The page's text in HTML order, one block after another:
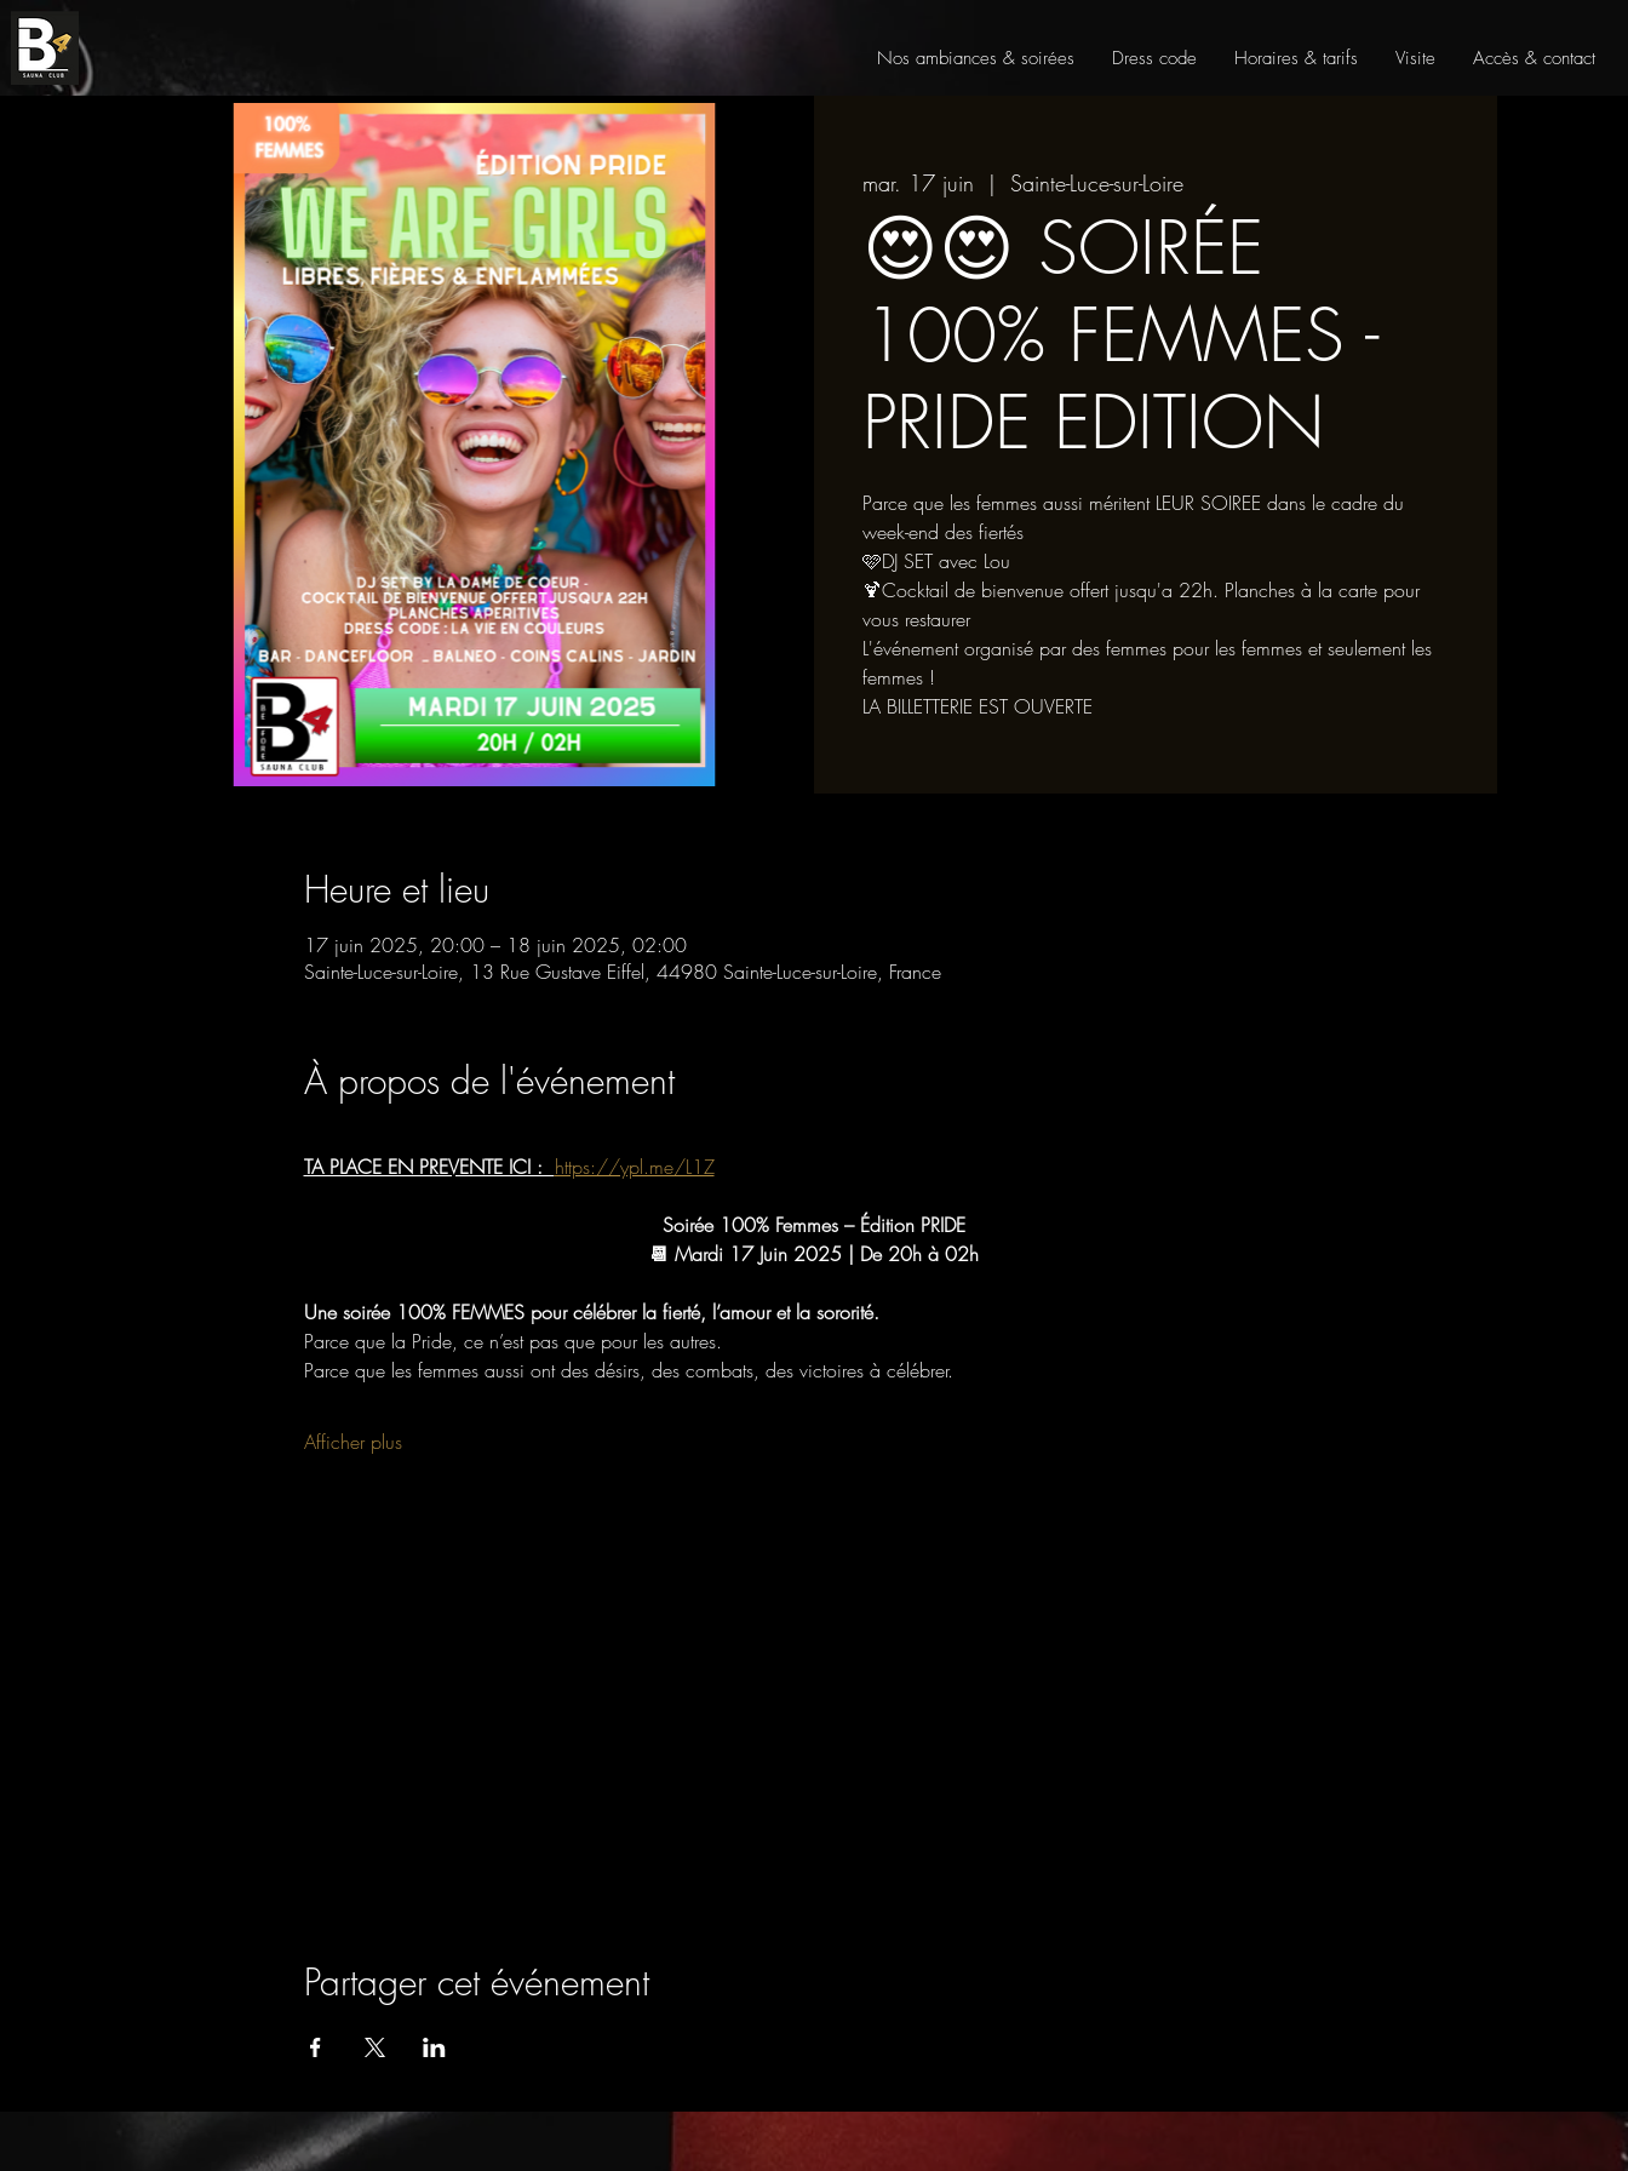
Nos ambiances & soirées Dress code Horaires & tarifs Visite Accès & contact
mar. 17 juin
  |
Sainte-Luce-sur-Loire
😍😍 SOIRÉE
100% FEMMES -
PRIDE EDITION
Parce que les femmes aussi méritent LEUR SOIREE dans le cadre du
week-end des fiertés
🩷DJ SET avec Lou
🍹Cocktail de bienvenue offert jusqu'a 22h. Planches à la carte pour
vous restaurer
L'événement organisé par des femmes pour les femmes et seulement les
femmes !
Heure et lieu
17 juin 2025, 20:00 – 18 juin 2025, 02:00
Sainte-Luce-sur-Loire, 13 Rue Gustave Eiffel, 44980 Sainte-Luce-sur-Loire, France
À propos de l'événement
TA PLACE EN PREVENTE ICI : https://ypl.me/L1Z
​Soirée 100% Femmes – Édition PRIDE
📆 Mardi 17 Juin 2025 | De 20h à 02h
Une soirée 100% FEMMES pour célébrer la fierté, l’amour et la sororité.
Parce que la Pride, ce n’est pas que pour les autres.
Parce que les femmes aussi ont des désirs, des combats, des victoires à célébrer.
Afficher plus
Partager cet événement